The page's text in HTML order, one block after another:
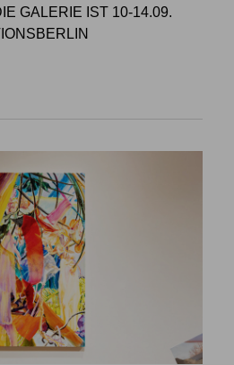
GALERIE IST 10-14.09.